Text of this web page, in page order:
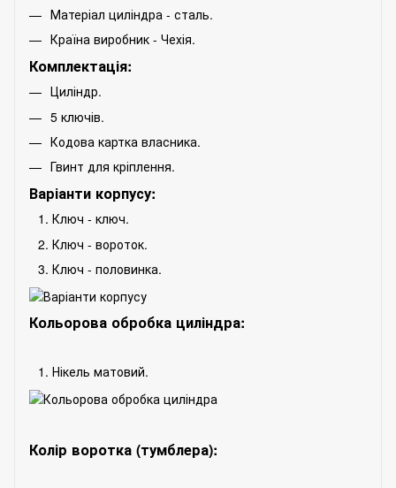
Матеріал циліндра - сталь.
Країна виробник - Чехія.
Комплектація:
Циліндр.
5 ключів.
Кодова картка власника.
Гвинт для кріплення.
Варіанти корпусу:
Ключ - ключ.
Ключ - вороток.
Ключ - половинка.
Кольорова обробка циліндра:
Нікель матовий.
Колір воротка (тумблера):